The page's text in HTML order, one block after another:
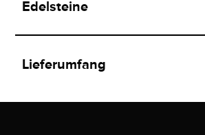
Edelsteine
Lieferumfang